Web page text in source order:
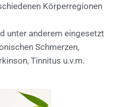
Körperregionen
unter anderem eingesetzt
Schmerzen,
Tinnitus u.v.m.